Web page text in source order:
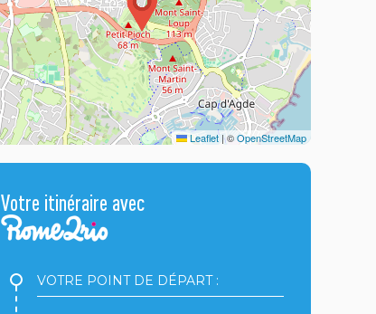
Leaflet |©OpenStreetMap
Votre itinéraire avec
Votre
point